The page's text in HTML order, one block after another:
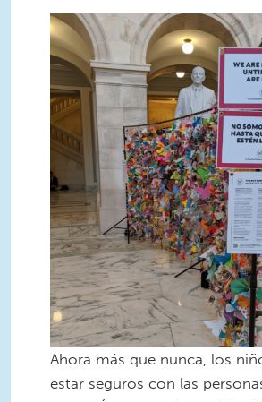
Screen Shot 2020-04-
AM.png
Ahora más que nunca, los
estar seguros con las